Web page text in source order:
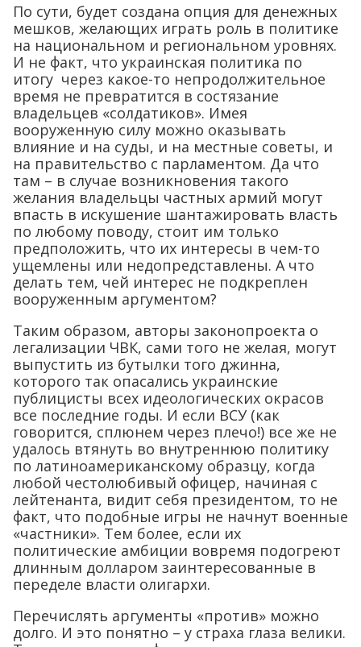
По сути, будет создана опция для денежных
мешков, желающих играть роль в политике
на национальном и региональном уровнях.
И не факт, что украинская политика по
итогу через какое-то непродолжительное
время не превратится в состязание
владельцев «солдатиков». Имея
вооруженную силу можно оказывать
влияние и на суды, и на местные советы, и
на правительство с парламентом. Да что
там – в случае возникновения такого
желания владельцы частных армий могут
впасть в искушение шантажировать власть
по любому поводу, стоит им только
предположить, что их интересы в чем-то
ущемлены или недопредставлены. А что
делать тем, чей интерес не подкреплен
вооруженным аргументом?
Таким образом, авторы законопроекта о
легализации ЧВК, сами того не желая, могут
выпустить из бутылки того джинна,
которого так опасались украинские
публицисты всех идеологических окрасов
все последние годы. И если ВСУ (как
говорится, сплюнем через плечо!) все же не
удалось втянуть во внутреннюю политику
по латиноамериканскому образцу, когда
любой честолюбивый офицер, начиная с
лейтенанта, видит себя президентом, то не
факт, что подобные игры не начнут военные
«частники». Тем более, если их
политические амбиции вовремя подогреют
длинным долларом заинтересованные в
переделе власти олигархи.
Перечислять аргументы «против» можно
долго. И это понятно – у страха глаза велики.